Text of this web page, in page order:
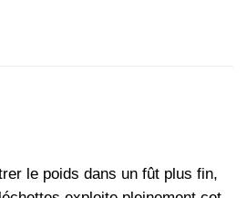
le poids dans un fût plus fin,